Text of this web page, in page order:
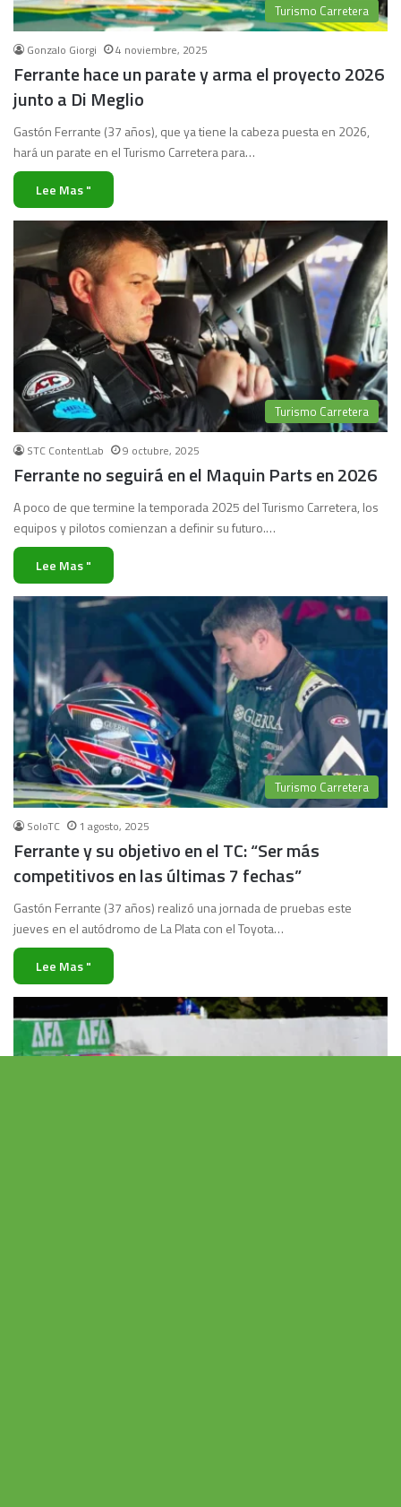
Turismo Carretera
Gonzalo Giorgi 4 noviembre, 2025
Ferrante hace un parate y arma el proyecto 2026
junto a Di Meglio
Gastón Ferrante (37 años), que ya tiene la cabeza puesta en 2026,
hará un parate en el Turismo Carretera para…
Lee Mas "
Turismo Carretera
STC ContentLab 9 octubre, 2025
Ferrante no seguirá en el Maquin Parts en 2026
A poco de que termine la temporada 2025 del Turismo Carretera, los
equipos y pilotos comienzan a definir su futuro.…
Lee Mas "
Turismo Carretera
SoloTC 1 agosto, 2025
Ferrante y su objetivo en el TC: “Ser más
competitivos en las últimas 7 fechas”
Gastón Ferrante (37 años) realizó una jornada de pruebas este
jueves en el autódromo de La Plata con el Toyota…
Lee Mas "